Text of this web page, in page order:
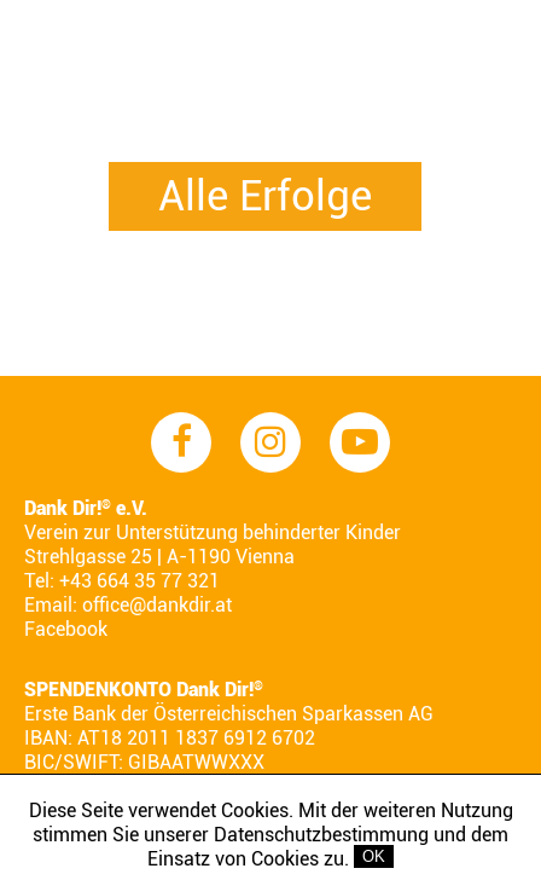
Alle Erfolge
Dank Dir!® e.V.
Verein zur Unterstützung behinderter Kinder
Strehlgasse 25 | A-1190 Vienna
Tel: +43 664 35 77 321
Email: office@dankdir.at
Facebook
SPENDENKONTO Dank Dir!®
Erste Bank der Österreichischen Sparkassen AG
IBAN: AT18 2011 1837 6912 6702
BIC/SWIFT: GIBAATWWXXX
AGB IMPRESSUM DATENSCHUTZ
Diese Seite verwendet Cookies. Mit der weiteren Nutzung
stimmen Sie unserer Datenschutzbestimmung und dem
Einsatz von Cookies zu.
OK